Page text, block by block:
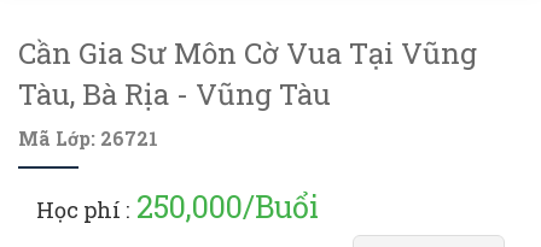
Cần Gia Sư Môn Cờ Vua Tại Vũng
Tàu, Bà Rịa - Vũng Tàu
Mã Lớp: 26721
Học phí : 250,000/Buổi